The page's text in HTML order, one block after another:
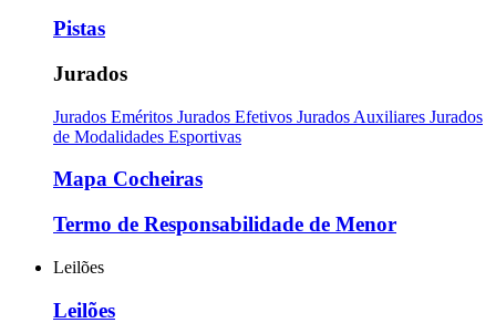
Pistas
Jurados
Jurados Eméritos Jurados Efetivos Jurados Auxiliares Jurados
de Modalidades Esportivas
Mapa Cocheiras
Termo de Responsabilidade de Menor
Leilões
Leilões